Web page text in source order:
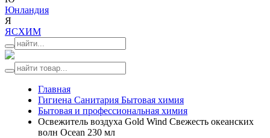
Юнландия
Я
ЯСХИМ
Главная
Гигиена Санитария Бытовая химия
Бытовая и профессиональная химия
Освежитель воздуха Gold Wind Свежесть океанских
волн Ocean 230 мл